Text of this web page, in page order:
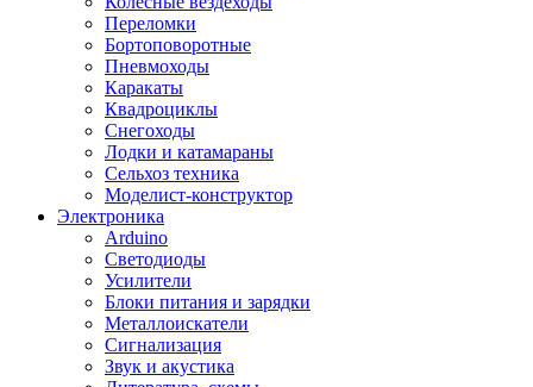
Переломки
Бортоповоротные
Пневмоходы
Каракаты
Квадроциклы
Снегоходы
Лодки и катамараны
Сельхоз техника
Моделист-конструктор
Электроника
Arduino
Светодиоды
Усилители
Блоки питания и зарядки
Металлоискатели
Сигнализация
Звук и акустика